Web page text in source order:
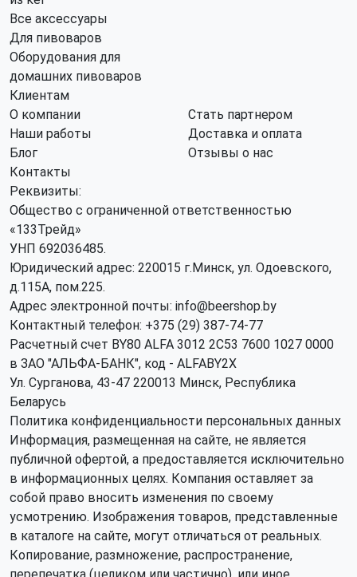
Все аксессуары
Для пивоваров
Оборудования для
домашних пивоваров
Клиентам
О компании
Стать партнером
Наши работы
Доставка и оплата
Блог
Отзывы о нас
Контакты
Реквизиты:
Общество с ограниченной ответственностью
«133Трейд»
УНП 692036485​.
Юридический адрес: 220015 г.Минск, ул. Одоевского,
д.115А, пом.225.
Адрес электронной почты: info@beershop.by
Контактный телефон: +375 (29) 387-74-77
Расчетный счет BY80 ALFA 3012 2C53 7600 1027 0000
в ЗАО "АЛЬФА-БАНК", код - ALFABY2X
Ул. Сурганова, 43-47 220013 Минск, Республика
Беларусь
Политика конфиденциальности персональных данных
Информация, размещенная на сайте, не является
публичной офертой, а предоставляется исключительно
в информационных целях. Компания оставляет за
собой право вносить изменения по своему
усмотрению. Изображения товаров, представленные
в каталоге на сайте, могут отличаться от реальных.
Копирование, размножение, распространение,